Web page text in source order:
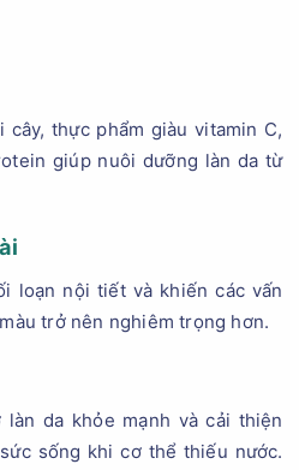
cây, thực phẩm giàu vitamin C,
giúp nuôi dưỡng làn da từ
loạn nội tiết và khiến các vấn
trở nên nghiêm trọng hơn.
da khỏe mạnh và cải thiện
sống khi cơ thể thiếu nước.